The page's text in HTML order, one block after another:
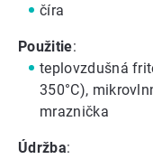
číra
Použitie:
teplovzdušná
350°C),
mraznička
Údržba: